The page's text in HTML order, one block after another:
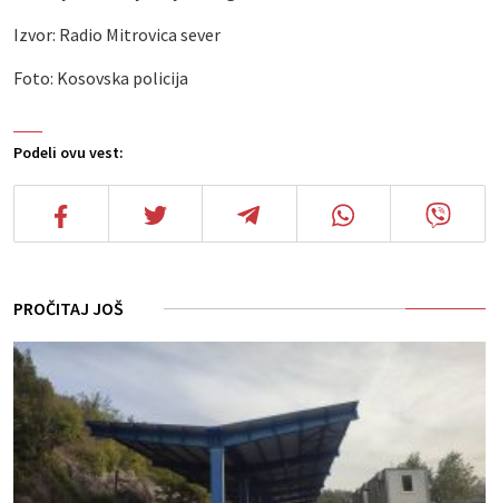
Podeli ovu vest:
Izvor: Radio Mitrovica sever
Foto: Kosovska policija
PROČITAJ JOŠ